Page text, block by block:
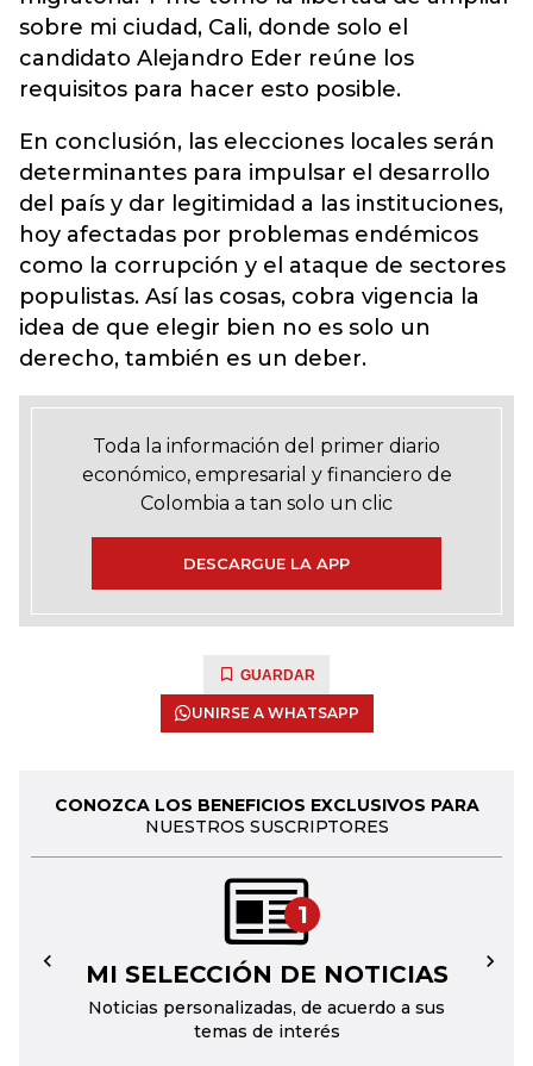
sobre mi ciudad, Cali, donde solo el
candidato Alejandro Eder reúne los
requisitos para hacer esto posible.
En conclusión, las elecciones locales serán
determinantes para impulsar el desarrollo
del país y dar legitimidad a las instituciones,
hoy afectadas por problemas endémicos
como la corrupción y el ataque de sectores
populistas. Así las cosas, cobra vigencia la
idea de que elegir bien no es solo un
derecho, también es un deber.
Toda la información del primer diario
económico, empresarial y financiero de
Colombia a tan solo un clic
DESCARGUE LA APP
GUARDAR
UNIRSE A WHATSAPP
CONOZCA LOS BENEFICIOS EXCLUSIVOS PARA
NUESTROS SUSCRIPTORES
1
MI SELECCIÓN DE NOTICIAS
Noticias personalizadas, de acuerdo a sus
temas de interés
← →